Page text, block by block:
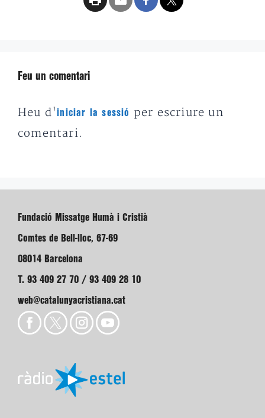
Feu un comentari
Heu d'iniciar la sessió
per escriure un
comentari.
Fundació Missatge Humà i Cristià
Comtes de Bell-lloc, 67-69
08014 Barcelona
T. 93 409 27 70 / 93 409 28 10
web@catalunyacristiana.cat